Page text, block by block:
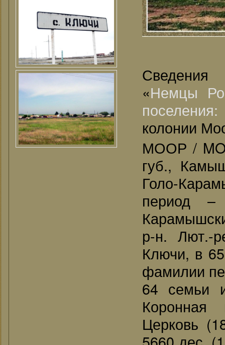
«Немцы
колонии
МООР /
губ.,
Голо-
период
р-н. Лют.-
Ключи, в
фамилии
64 семьи
Коронная
Церковь